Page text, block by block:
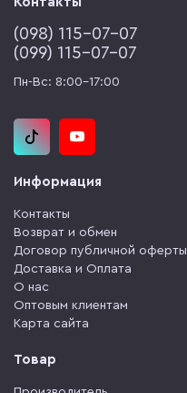
(‎098) 115-07-07
(‎099) 115-07-07
Пн-Вс: 8:00-17:00
Информация
Контакты
Возврат и обмен
Договор публичной оферты
Доставка и Оплата
О нас
Оптовым клиентам
Карта сайта
Товар